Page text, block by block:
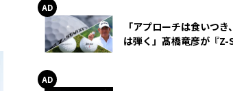
「アプローチは食いつ
は弾く」髙橋竜彦が『Z-